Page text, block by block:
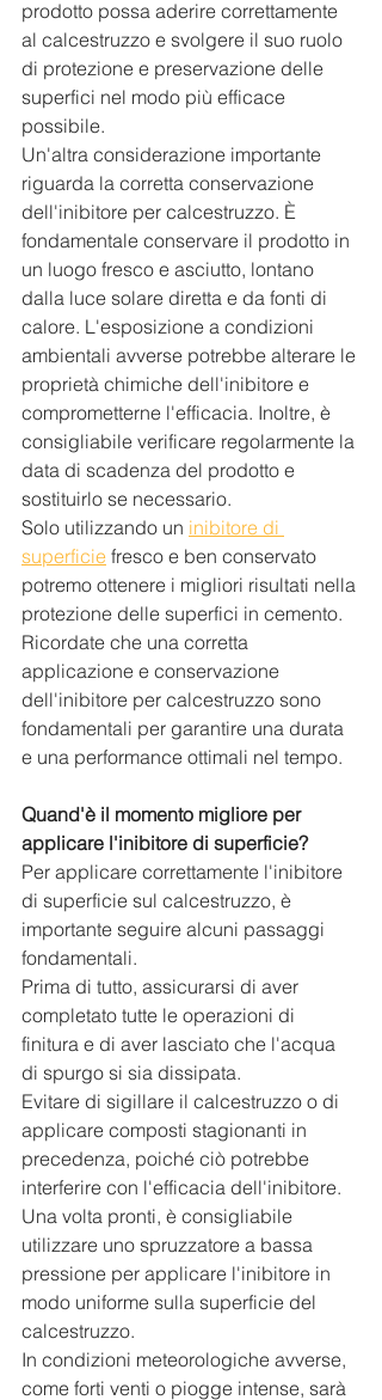
prodotto possa aderire correttamente
al calcestruzzo e svolgere il suo ruolo
di protezione e preservazione delle
superfici nel modo più efficace
possibile.
Un'altra considerazione importante
riguarda la corretta conservazione
dell'inibitore per calcestruzzo. È
fondamentale conservare il prodotto in
un luogo fresco e asciutto, lontano
dalla luce solare diretta e da fonti di
calore. L'esposizione a condizioni
ambientali avverse potrebbe alterare le
proprietà chimiche dell'inibitore e
comprometterne l'efficacia. Inoltre, è
consigliabile verificare regolarmente la
data di scadenza del prodotto e
sostituirlo se necessario.
Solo utilizzando un inibitore di
superficie fresco e ben conservato
potremo ottenere i migliori risultati nella
protezione delle superfici in cemento.
Ricordate che una corretta
applicazione e conservazione
dell'inibitore per calcestruzzo sono
fondamentali per garantire una durata
e una performance ottimali nel tempo.
Quand'è il momento migliore per
applicare l'inibitore di superficie?
Per applicare correttamente l'inibitore
di superficie sul calcestruzzo, è
importante seguire alcuni passaggi
fondamentali.
Prima di tutto, assicurarsi di aver
completato tutte le operazioni di
finitura e di aver lasciato che l'acqua
di spurgo si sia dissipata.
Evitare di sigillare il calcestruzzo o di
applicare composti stagionanti in
precedenza, poiché ciò potrebbe
interferire con l'efficacia dell'inibitore.
Una volta pronti, è consigliabile
utilizzare uno spruzzatore a bassa
pressione per applicare l'inibitore in
modo uniforme sulla superficie del
calcestruzzo.
In condizioni meteorologiche avverse,
come forti venti o piogge intense, sarà